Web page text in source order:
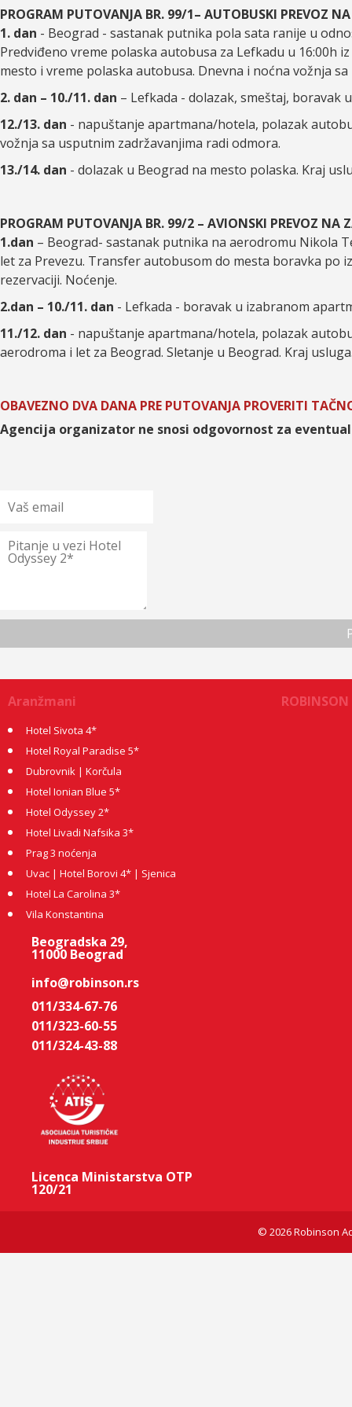
PROGRAM PUTOVANJA BR. 99/1– AUTOBUSKI PREVOZ
1. dan - Beograd - sastanak putnika pola sata ranije u
Predviđeno vreme polaska autobusa za Lefkadu u 16:00h
mesto i vreme polaska autobusa. Dnevna i noćna vožnja
2. dan – 10./11. dan – Lefkada - dolazak, smeštaj,
12./13. dan - napuštanje apartmana/hotela, polazak
vožnja sa usputnim zadržavanjima radi odmora.
13./14. dan - dolazak u Beograd na mesto polaska. Kraj
PROGRAM PUTOVANJA BR. 99/2 – AVIONSKI PREVOZ NA
1.dan – Beograd- sastanak putnika na aerodromu Nikola
let za Prevezu. Transfer autobusom do mesta boravka po
rezervaciji. Noćenje.
2.dan – 10./11. dan - Lefkada - boravak u izabranom
11./12. dan - napuštanje apartmana/hotela, polazak
aerodroma i let za Beograd. Sletanje u Beograd. Kraj
OBAVEZNO DVA DANA PRE PUTOVANJA PROVERITI
Agencija organizator ne snosi odgovornost za
Aranžmani
Hotel Sivota 4*
Hotel Royal Paradise 5*
Dubrovnik | Korčula
Hotel Ionian Blue 5*
Hotel Odyssey 2*
Hotel Livadi Nafsika 3*
Prag 3 noćenja
Uvac | Hotel Borovi 4* | Sjenica
Hotel La Carolina 3*
Vila Konstantina
ROBINSON
Beogradska 29,
11000 Beograd
info@robinson.rs
011/334-67-76
011/323-60-55
011/324-43-88
Licenca Ministarstva OTP
120/21
© 2026 Robinson